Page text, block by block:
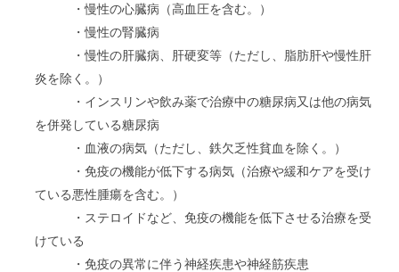
・慢性の心臓病（高血圧を含む。）
・慢性の腎臓病
・慢性の肝臓病、肝硬変等（ただし、脂肪肝や慢性肝
炎を除く。）
・インスリンや飲み薬で治療中の糖尿病又は他の病気
を併発している糖尿病
・血液の病気（ただし、鉄欠乏性貧血を除く。）
・免疫の機能が低下する病気（治療や緩和ケアを受け
ている悪性腫瘍を含む。）
・ステロイドなど、免疫の機能を低下させる治療を受
けている
・免疫の異常に伴う神経疾患や神経筋疾患